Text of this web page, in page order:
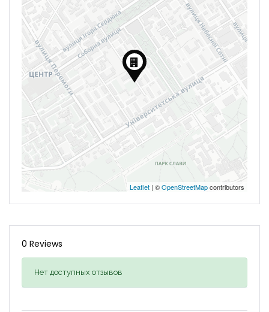
Leaflet | ©OpenStreetMapcontributors
0 Reviews
Нет доступных отзывов